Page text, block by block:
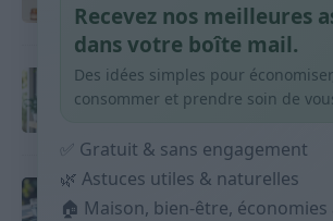
9 avril 2026
Produits ménagers :
courses sans acheter 10
Budget mensuel : méthode
répartir son salaire dès le
Recevez nos meilleures
dans votre boîte mail.
Des idées simples pour
consommer et prendre soin de
✅ Gratuit & sans engagement
🌿 Astuces utiles & naturelles
🏠 Maison, bien-être, économies